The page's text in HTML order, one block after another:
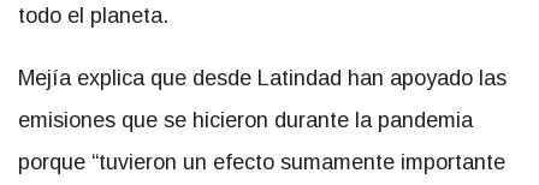
todo el planeta.
Mejía explica que desde Latindad han apoyado las
emisiones que se hicieron durante la pandemia
porque “tuvieron un efecto sumamente importante